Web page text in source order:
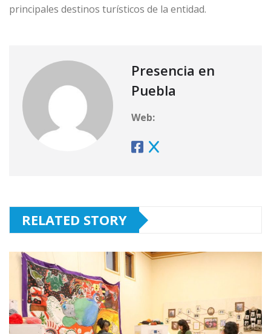
principales destinos turísticos de la entidad.
Presencia en
Puebla
Web:
RELATED STORY